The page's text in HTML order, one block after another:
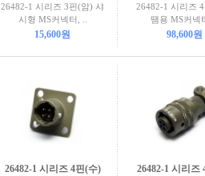
26482-1 시리즈 3핀(암) 샤
시형 MS커넥터, ..
15,600원
26482-1 시리즈
땜용 MS커넥
98,600원
26482-1 시리즈 4핀(수)
26482-1 시리즈